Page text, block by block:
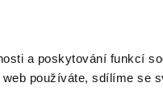
a poskytování funkcí
používáte, sdílíme se
Vyhledat